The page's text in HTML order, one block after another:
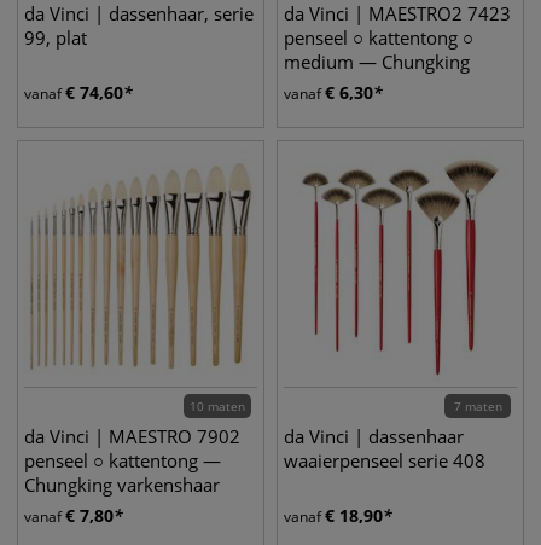
da Vinci | dassenhaar, serie
99, plat
vanaf€ 74,60
da Vinci | MAESTRO2 7423
penseel ○ kattentong ○
medium — Chungking
varkenshaar
vanaf€ 6,30
10 maten
da Vinci | MAESTRO 7902
penseel ○ kattentong —
Chungking varkenshaar
vanaf€ 7,80
7 maten
da Vinci | dassenhaar
waaierpenseel serie 408
vanaf€ 18,90